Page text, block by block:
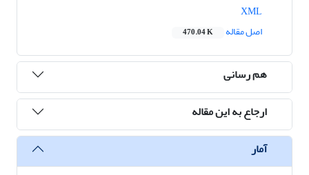
اصل مقاله
470.04 K
هم رسانی
ارجاع به این مقاله
آمار